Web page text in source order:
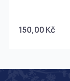
150,00 Kč